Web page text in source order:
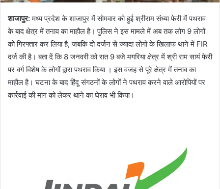
शाजापुर:मध्य प्रदेश के शाजापुर में सोमवार को हुई श्रीराम संध्या फेरी में पथराव
के बाद क्षेत्र में तनाव का माहौल है। पुलिस ने इस मामले में अब तक लोग 9 लोगों
को गिरफ्तार कर लिया है, जबकि दो दर्जन से ज्यादा लोगों के खिलाफ थाने में FIR
दर्ज की है। बता दें कि 8 जनवरी को रात 9 बजे मगरिया क्षेत्र में श्री राम सायं फेरी
पर वर्ग विशेष के लोगों द्वारा पथराव किया । इस वजह से पूरे क्षेत्र में तनाव का
माहौल है। घटना के बाद हिंदू संगठनों के लोगों ने पथराव करने वाले आरोपियों पर
कार्रवाई की मांग को लेकर थाने का घेराव भी किया।